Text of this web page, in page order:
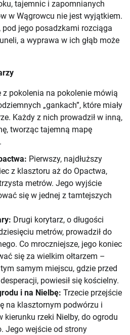
tajemnic i zapomnianych
w Wągrowcu nie jest wyjątkiem.
pod jego posadzkami rozciąga
a wyprawa w ich głąb może
z pokolenia na pokolenie mówią
„gankach”, które miały
Każdy z nich prowadził w inną,
tworząc tajemną mapę
Pierwszy, najdłuższy
z klasztoru aż do Opactwa,
metrów. Jego wyjście
się w jednej z tamtejszych
Drugi korytarz, o długości
metrów, prowadził do
Co mroczniejsze, jego koniec
się za wielkim ołtarzem –
samym miejscu, gdzie przed
powiesił się kościelny.
i na Nielbę: Trzecie przejście
na klasztornym podwórzu i
kierunku rzeki Nielby, do ogrodu
Jego wejście od strony